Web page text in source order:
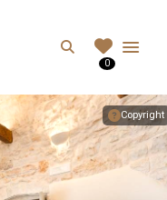
Search
0
Copyright